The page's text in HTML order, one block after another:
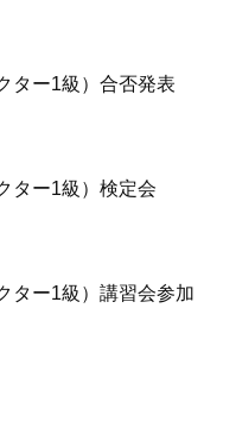
ター1級）合否発表
ター1級）検定会
ター1級）講習会参加